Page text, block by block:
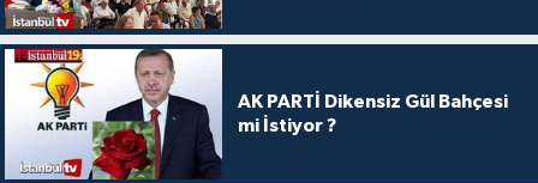
AK PARTİ Dikensiz Gül Bahçesi
mi İstiyor ?